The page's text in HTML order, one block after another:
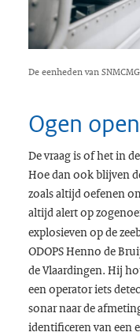
De eenheden van
Ogen open
De vraag is of het in
Hoe dan ook blijven
zoals altijd oefenen
altijd alert op
explosieven op de
ODOPS Henno de
de Vlaardingen. Hij
een operator iets
sonar naar de
identificeren van een